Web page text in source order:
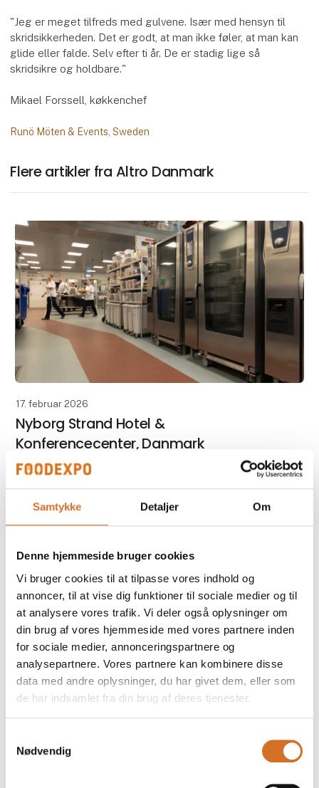
Samtykke Detaljer Om
Denne hjemmeside bruger cookies
Vi bruger cookies til at tilpasse vores indhold og
annoncer, til at vise dig funktioner til sociale medier og til
at analysere vores trafik. Vi deler også oplysninger om
din brug af vores hjemmeside med vores partnere inden
for sociale medier, annonceringspartnere og
analysepartnere. Vores partnere kan kombinere disse
data med andre oplysninger, du har givet dem, eller som
de har indsamlet fra din brug af deres tjenester.
Nødvendig
"Jeg er meget tilfreds med gulvene. Især med hensyn til
skridsikkerheden. Det er godt, at man ikke føler, at man kan
glide eller falde. Selv efter ti år. De er stadig lige så
skridsikre og holdbare."
Mikael Forssell, køkkenchef
Runö Möten & Events, Sweden
Flere artikler fra Altro Danmark
17. februar 2026
Nyborg Strand Hotel &
Konferencecenter, Danmark
Nyborg Strand Hotel & Konferencecenter er
Danmarks største konferencehotel uden for
København og servicerer op til 1.500 gæster dagligt. I
PS Matsal, Stockholm, Sverige